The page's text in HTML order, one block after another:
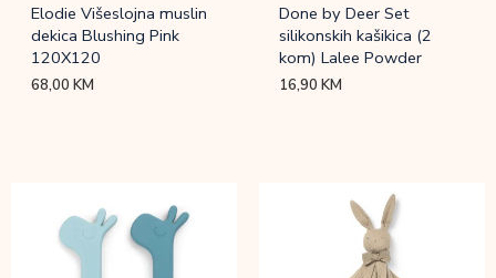
Elodie Višeslojna muslin
dekica Blushing Pink
120X120
68,00KM
Done by Deer Set
silikonskih kašikica (2
kom) Lalee Powder
16,90KM